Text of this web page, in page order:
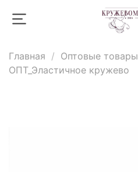
Главная
Оптовые товары
ОПТ_Эластичное кружево